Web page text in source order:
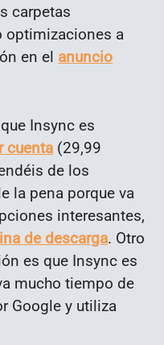
carpetas
optimizaciones a
en el anuncio
Insync es
cuenta (29,99
de los
la pena porque va
interesantes,
de descarga. Otro
es que Insync es
mucho tiempo de
Google y utiliza